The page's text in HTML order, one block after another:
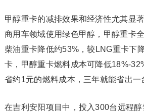
甲醇重卡的减排效果和经济性尤其显
商用车领域使用绿色甲醇，甲醇重卡
柴油重卡降低约53%，较LNG重卡下
卡，甲醇重卡燃料成本可降低18%-
省约1元的燃料成本，三年就能省出一
在吉利安阳项目中，投入300台远程